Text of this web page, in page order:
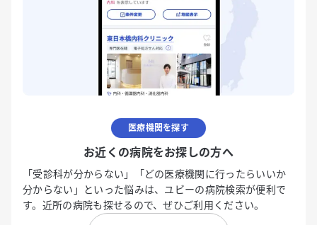
医療機関を探す
お近くの病院をお探しの方へ
「受診科が分からない」「どの医療機関に行ったらいいか
分からない」といった悩みは、ユビーの病院検索が便利で
す。近所の病院も探せるので、ぜひご利用ください。